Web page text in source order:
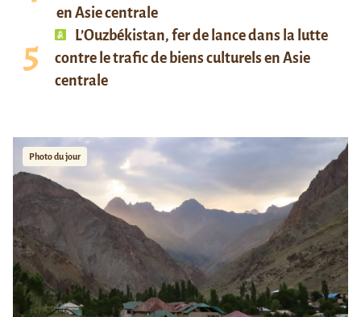
en Asie centrale
L’Ouzbékistan, fer de lance dans la lutte
contre le trafic de biens culturels en Asie
centrale
Photo du jour